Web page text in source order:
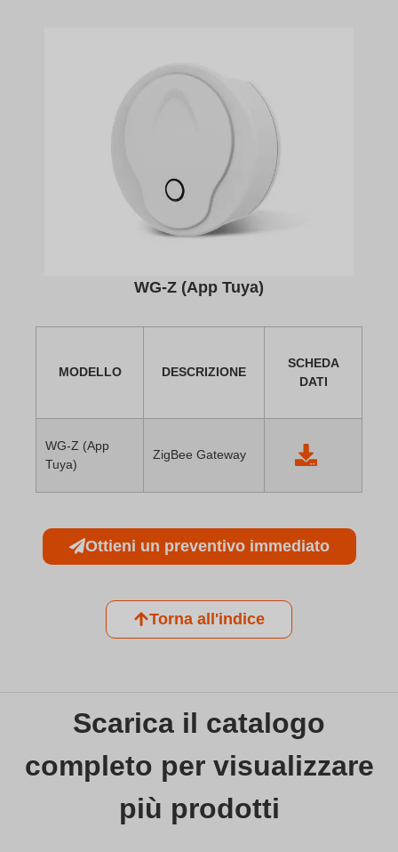
WG-Z (App Tuya)
MODELLO DESCRIZIONE
SCHEDA
DATI
WG-Z (App
Tuya)
ZigBee Gateway
Ottieni un preventivo immediato
Torna all'indice
Scarica il catalogo
completo per visualizzare
più prodotti